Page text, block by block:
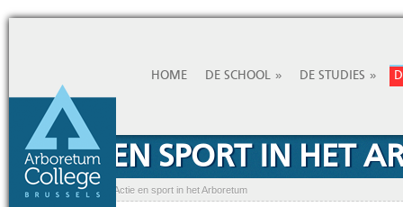
HOME DE SCHOOL » DE STUDIES »
ACTIE EN SPORT IN HET
Home » De student Actie en sport in het Arboretum